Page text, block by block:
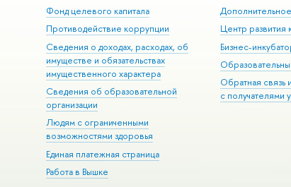
Фонд целевого капитала
Противодействие коррупции
Сведения о доходах, расходах, об
имуществе и обязательствах
имущественного характера
Сведения об образовательной
организации
Людям с ограниченными
возможностями здоровья
Единая платежная страница
Работа в Вышке
Центр развития
Бизнес-
Обратная связь
с получателями